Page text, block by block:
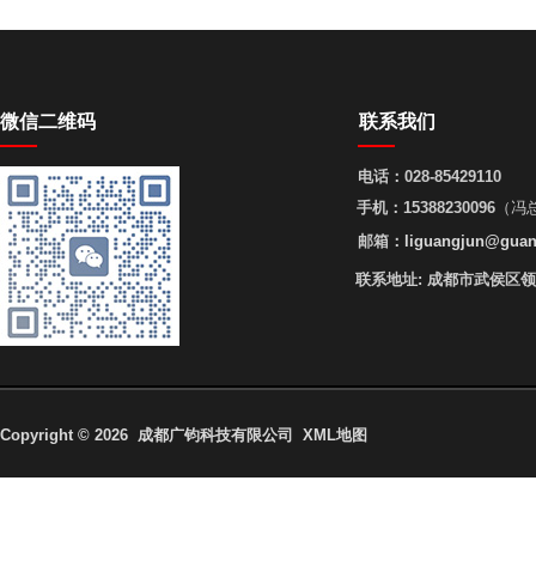
微信二维码 联系我们
电话： 028-85429110
手机： 15388230096 （冯
邮箱：
联系地址: 成都市武侯区
Copyright © 2026 成都广钧科技有限公司 XML地图